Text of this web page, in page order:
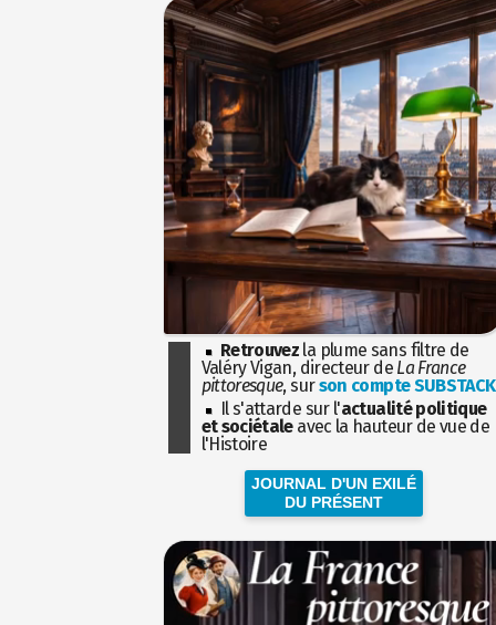
Retrouvez la plume sans filtre de
Valéry Vigan, directeur de La France
pittoresque, surson compte SUBSTACK
Il s'attarde sur l'actualité politique
et sociétaleavec la hauteur de vue de
l'Histoire
JOURNAL D'UN EXILÉ
DU PRÉSENT